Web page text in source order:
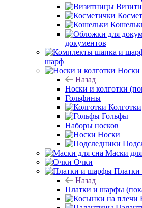
документов
шарф
Носки
Назад
Носки и колготки
Гольфины
Колготки
Гольфы
Наборы носков
Носки
Маски
Очки
Назад
Платки и шарфы